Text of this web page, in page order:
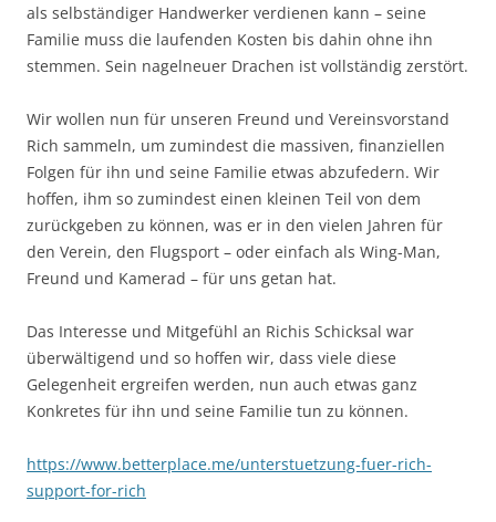
als selbständiger Handwerker verdienen kann – seine
Familie muss die laufenden Kosten bis dahin ohne ihn
stemmen. Sein nagelneuer Drachen ist vollständig zerstört.
Wir wollen nun für unseren Freund und Vereinsvorstand
Rich sammeln, um zumindest die massiven, finanziellen
Folgen für ihn und seine Familie etwas abzufedern. Wir
hoffen, ihm so zumindest einen kleinen Teil von dem
zurückgeben zu können, was er in den vielen Jahren für
den Verein, den Flugsport – oder einfach als Wing-Man,
Freund und Kamerad – für uns getan hat.
Das Interesse und Mitgefühl an Richis Schicksal war
überwältigend und so hoffen wir, dass viele diese
Gelegenheit ergreifen werden, nun auch etwas ganz
Konkretes für ihn und seine Familie tun zu können.
https://www.betterplace.me/unterstuetzung-fuer-rich-
support-for-rich